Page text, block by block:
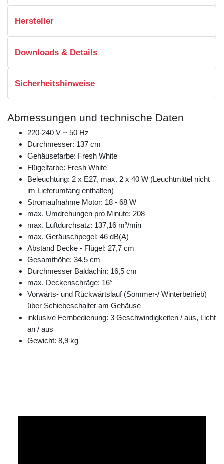
Hersteller
Downloads & Details
Sicherheitshinweise
Abmessungen und technische Daten
220-240 V ~ 50 Hz
Durchmesser: 137 cm
Gehäusefarbe: Fresh White
Flügelfarbe: Fresh White
Beleuchtung: 2 x E27, max. 2 x 40 W (Leuchtmittel nicht
im Lieferumfang enthalten)
Stromaufnahme Motor: 18 - 68 W
max. Umdrehungen pro Minute: 208
max. Luftdurchsatz: 137,16 m³/min
max. Geräuschpegel: 46 dB(A)
Abstand Decke - Flügel: 27,7 cm
Gesamthöhe: 34,5 cm
Durchmesser Baldachin: 16,5 cm
max. Deckenschräge: 16°
Vorwärts- und Rückwärtslauf (Sommer-/ Winterbetrieb)
über Schiebeschalter am Gehäuse
inklusive Fernbedienung: 3 Geschwindigkeiten / aus, Licht
an / aus
Gewicht: 8,9 kg